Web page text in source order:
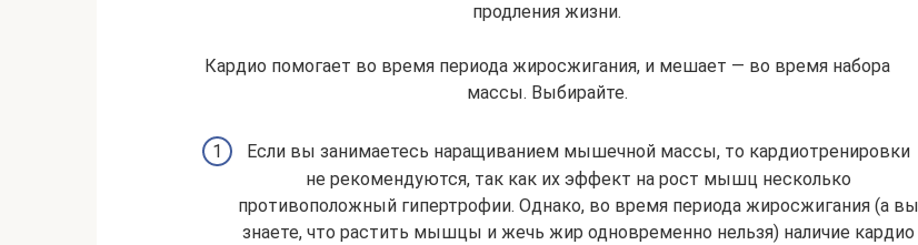
продления жизни.
Кардио помогает во время периода жиросжигания, и мешает — во время набора
массы. Выбирайте.
Если вы занимаетесь наращиванием мышечной массы, то кардиотренировки
не рекомендуются, так как их эффект на рост мышц несколько
противоположный гипертрофии. Однако, во время периода жиросжигания (а вы
знаете, что растить мышцы и жечь жир одновременно нельзя) наличие кардио